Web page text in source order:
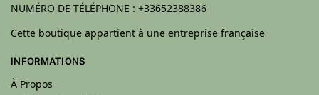
NUMÉRO DE TÉLÉPHONE : +33652388386
Cette boutique appartient à une entreprise française
INFORMATIONS
À Propos